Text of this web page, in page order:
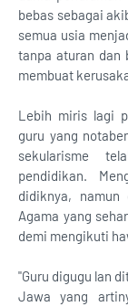
bebas sebagai
semua usia
tanpa aturan dan
membuat
Lebih miris lagi
guru yang
sekularisme
pendidikan.
didiknya, namun
Agama yang
demi mengikuti
"Guru digugu lan
Jawa yang